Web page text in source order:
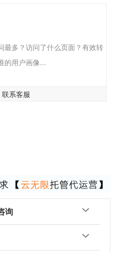
最多？访问了什么页面？有效转
的用户画像...
联系客服
询